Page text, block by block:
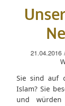
21.04.2016
Sie sind auf
Islam? Sie
und